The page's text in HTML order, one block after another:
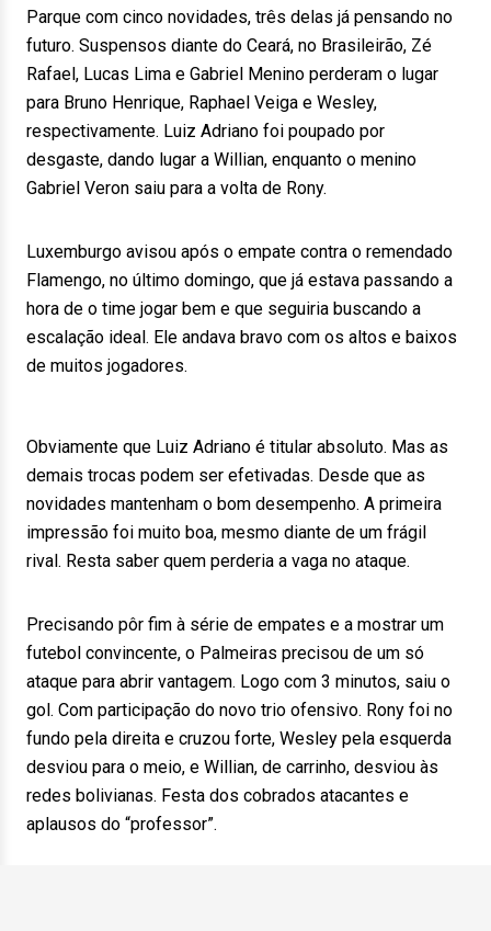
Parque com cinco novidades, três delas já pensando no
futuro. Suspensos diante do Ceará, no Brasileirão, Zé
Rafael, Lucas Lima e Gabriel Menino perderam o lugar
para Bruno Henrique, Raphael Veiga e Wesley,
respectivamente. Luiz Adriano foi poupado por
desgaste, dando lugar a Willian, enquanto o menino
Gabriel Veron saiu para a volta de Rony.
Luxemburgo avisou após o empate contra o remendado
Flamengo, no último domingo, que já estava passando a
hora de o time jogar bem e que seguiria buscando a
escalação ideal. Ele andava bravo com os altos e baixos
de muitos jogadores.
Obviamente que Luiz Adriano é titular absoluto. Mas as
demais trocas podem ser efetivadas. Desde que as
novidades mantenham o bom desempenho. A primeira
impressão foi muito boa, mesmo diante de um frágil
rival. Resta saber quem perderia a vaga no ataque.
Precisando pôr fim à série de empates e a mostrar um
futebol convincente, o Palmeiras precisou de um só
ataque para abrir vantagem. Logo com 3 minutos, saiu o
gol. Com participação do novo trio ofensivo. Rony foi no
fundo pela direita e cruzou forte, Wesley pela esquerda
desviou para o meio, e Willian, de carrinho, desviou às
redes bolivianas. Festa dos cobrados atacantes e
aplausos do “professor”.